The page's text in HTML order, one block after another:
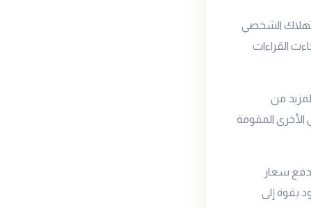
الشخصي
القراءات
من
الأخرى المقومة
سعار
تعود بقوة إلى